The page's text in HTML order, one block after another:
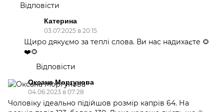
Відповісти
Катерина
03.07.2025 в 20:15
Щиро дякуємо за теплі слова. Ви нас надихаєте 🌻
❤️🌻
Відповісти
Оксана Моргунова
04.06.2023 в 07:28
Чоловіку ідеально підійшов розмір капрів 64. На